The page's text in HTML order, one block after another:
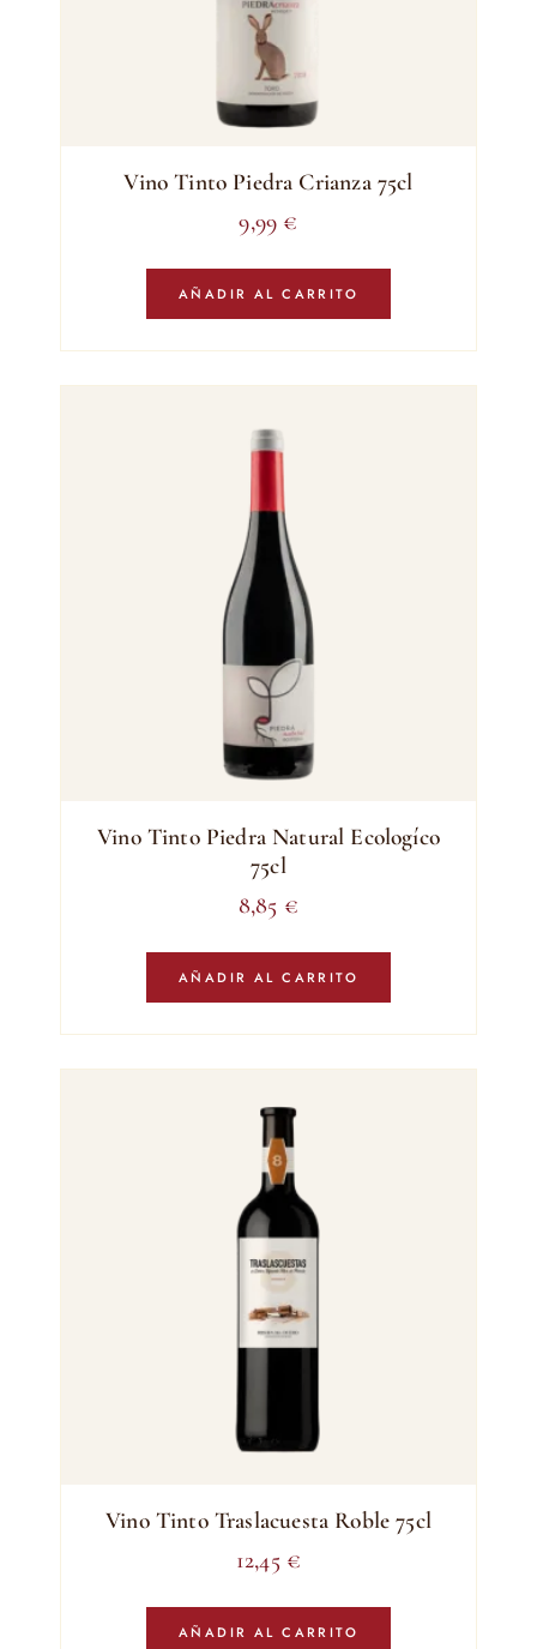
Vino Tinto Piedra Crianza 75cl
9,99 €
AÑADIR AL CARRITO
Vino Tinto Piedra Natural Ecologíco
75cl
8,85 €
AÑADIR AL CARRITO
Vino Tinto Traslacuesta Roble 75cl
12,45 €
AÑADIR AL CARRITO